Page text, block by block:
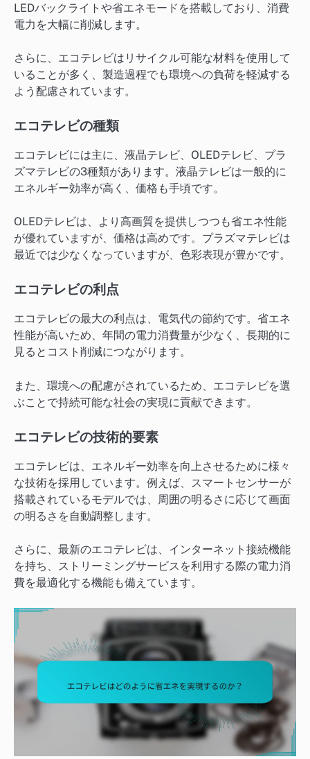
LEDバックライトや省エネモードを搭載しており、消費
電力を大幅に削減します。
さらに、エコテレビはリサイクル可能な材料を使用して
いることが多く、製造過程でも環境への負荷を軽減する
よう配慮されています。
エコテレビの種類
エコテレビには主に、液晶テレビ、OLEDテレビ、プラ
ズマテレビの3種類があります。液晶テレビは一般的に
エネルギー効率が高く、価格も手頃です。
OLEDテレビは、より高画質を提供しつつも省エネ性能
が優れていますが、価格は高めです。プラズマテレビは
最近では少なくなっていますが、色彩表現が豊かです。
エコテレビの利点
エコテレビの最大の利点は、電気代の節約です。省エネ
性能が高いため、年間の電力消費量が少なく、長期的に
見るとコスト削減につながります。
また、環境への配慮がされているため、エコテレビを選
ぶことで持続可能な社会の実現に貢献できます。
エコテレビの技術的要素
エコテレビは、エネルギー効率を向上させるために様々
な技術を採用しています。例えば、スマートセンサーが
搭載されているモデルでは、周囲の明るさに応じて画面
の明るさを自動調整します。
さらに、最新のエコテレビは、インターネット接続機能
を持ち、ストリーミングサービスを利用する際の電力消
費を最適化する機能も備えています。